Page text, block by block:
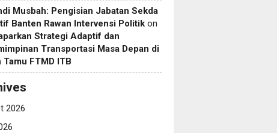
Musbah: Pengisian Jabatan Sekda
Banten Rawan Intervensi Politik on
Strategi Adaptif dan
Transportasi Masa Depan di
Tamu FTMD ITB
2026